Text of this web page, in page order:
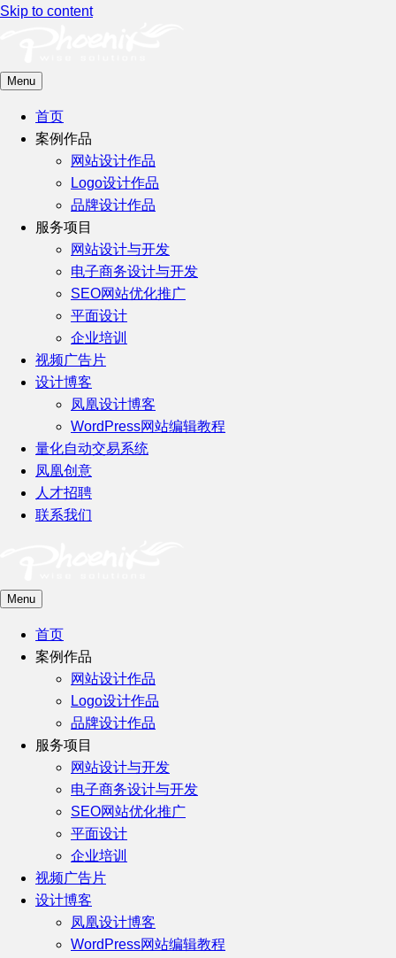
Skip to content
Menu
首页
案例作品
网站设计作品
Logo设计作品
品牌设计作品
服务项目
网站设计与开发
电子商务设计与开发
SEO网站优化推广
平面设计
企业培训
视频广告片
设计博客
凤凰设计博客
WordPress网站编辑教程
量化自动交易系统
凤凰创意
人才招聘
联系我们
Menu
首页
案例作品
网站设计作品
Logo设计作品
品牌设计作品
服务项目
网站设计与开发
电子商务设计与开发
SEO网站优化推广
平面设计
企业培训
视频广告片
设计博客
凤凰设计博客
WordPress网站编辑教程